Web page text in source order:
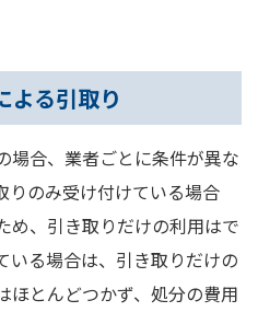
よる引取り
場合、業者ごとに条件が異な
りのみ受け付けている場合
め、引き取りだけの利用はで
いる場合は、引き取りだけの
ほとんどつかず、処分の費用